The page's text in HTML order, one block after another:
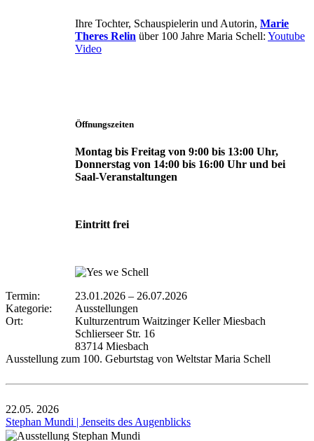
Ihre Tochter, Schauspielerin und Autorin, Marie
Theres Relin über 100 Jahre Maria Schell: Youtube
Video
Öffnungszeiten
Montag bis Freitag von 9:00 bis 13:00 Uhr,
Donnerstag von 14:00 bis 16:00 Uhr und bei
Saal-Veranstaltungen
Eintritt frei
Termin: 23.01.2026 – 26.07.2026
Kategorie:
Ausstellungen
Ort:
Kulturzentrum Waitzinger Keller Miesbach
Schlierseer Str. 16
83714 Miesbach
Ausstellung zum 100. Geburtstag von Weltstar Maria Schell
22.05. 2026
Stephan Mundi | Jenseits des Augenblicks